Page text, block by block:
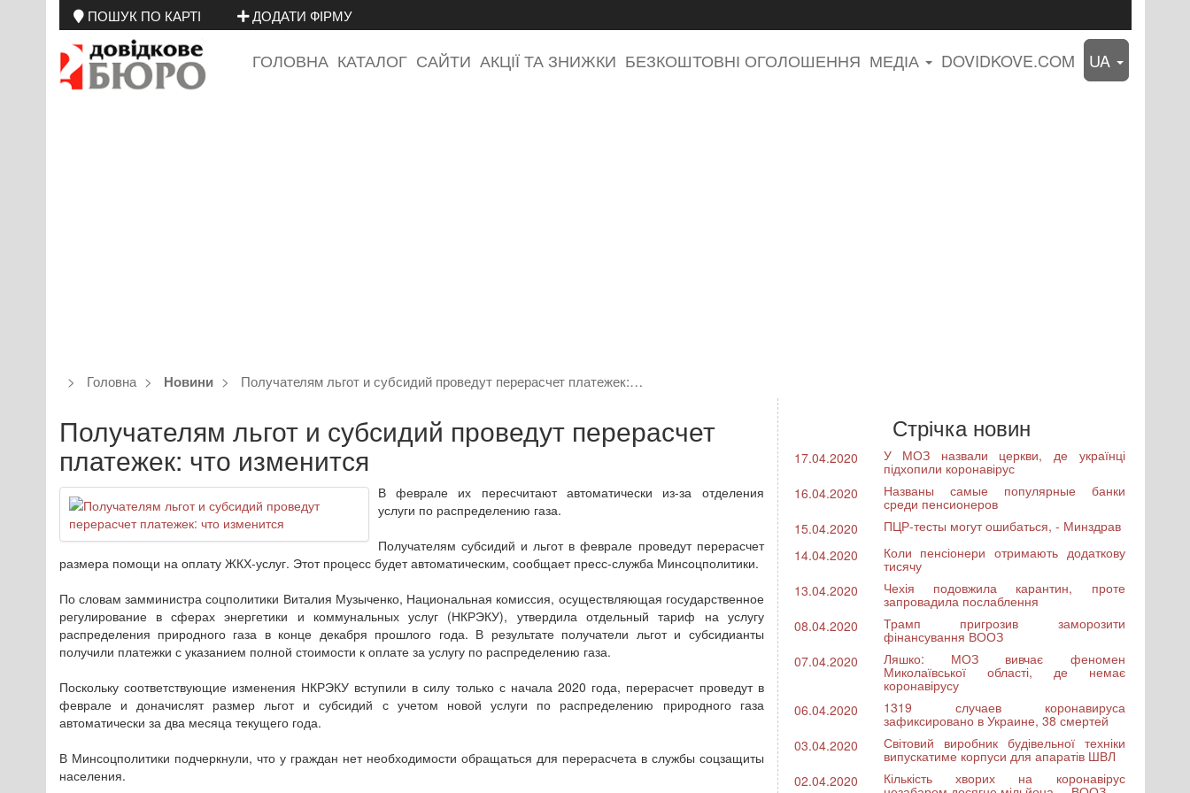
ПОШУК ПО КАРТІ ДОДАТИ ФІРМУ
ГОЛОВНА КАТАЛОГ САЙТИ АКЦІЇ ТА ЗНИЖКИ БЕЗКОШТОВНІ ОГОЛОШЕННЯ МЕДІА DOVIDKOVE.COM UA
Головна Новини Получателям льгот и субсидий проведут перерасчет платежек:…
Получателям льгот и субсидий проведут перерасчет
платежек: что изменится
В феврале их пересчитают автоматически из-за отделения
услуги по распределению газа.
Получателям субсидий и льгот в феврале проведут перерасчет
размера помощи на оплату ЖКХ-услуг. Этот процесс будет автоматическим, сообщает пресс-служба Минсоцполитики.
По словам замминистра соцполитики Виталия Музыченко, Национальная комиссия, осуществляющая государственное
регулирование в сферах энергетики и коммунальных услуг (НКРЭКУ), утвердила отдельный тариф на услугу
распределения природного газа в конце декабря прошлого года. В результате получатели льгот и субсидианты
получили платежки с указанием полной стоимости к оплате за услугу по распределению газа.
Поскольку соответствующие изменения НКРЭКУ вступили в силу только с начала 2020 года, перерасчет проведут в
феврале и доначислят размер льгот и субсидий с учетом новой услуги по распределению природного газа
автоматически за два месяца текущего года.
В Минсоцполитики подчеркнули, что у граждан нет необходимости обращаться для перерасчета в службы соцзащиты
населения.
Стрічка новин
17.04.2020 У МОЗ назвали церкви, де українці
підхопили коронавірус
16.04.2020
Названы самые популярные банки
среди пенсионеров
15.04.2020
ПЦР-тесты могут ошибаться, - Минздрав
14.04.2020
Коли пенсіонери отримають додаткову
тисячу
13.04.2020
Чехія подовжила карантин, проте
запровадила послаблення
08.04.2020
Трамп пригрозив заморозити
фінансування ВООЗ
07.04.2020
Ляшко: МОЗ вивчає феномен
Миколаївської області, де немає
коронавірусу
06.04.2020
1319 случаев коронавируса
зафиксировано в Украине, 38 смертей
03.04.2020
Світовий виробник будівельної техніки
випускатиме корпуси для апаратів ШВЛ
02.04.2020
Кількість хворих на коронавірус